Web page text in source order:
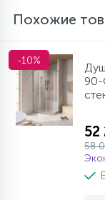
Похожие
-10%
90-
52
58